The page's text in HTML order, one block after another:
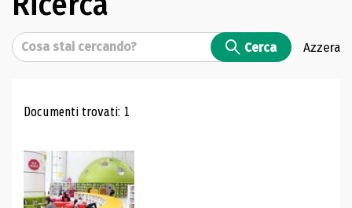
Cerca Cerca Azzera
Risultati di ricerca
Documenti trovati: 1